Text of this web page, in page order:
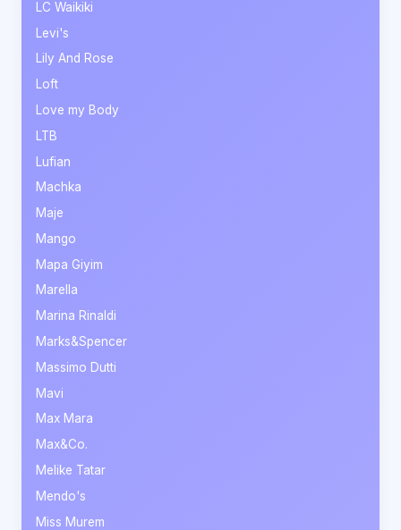
LC Waikiki
Levi's
Lily And Rose
Loft
Love my Body
LTB
Lufian
Machka
Maje
Mango
Mapa Giyim
Marella
Marina Rinaldi
Marks&Spencer
Massimo Dutti
Mavi
Max Mara
Max&Co.
Melike Tatar
Mendo's
Miss Murem